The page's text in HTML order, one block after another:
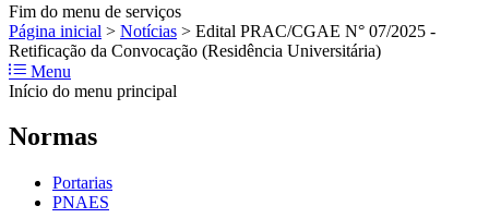
Fim do menu de serviços
Página inicial > Notícias > Edital PRAC/CGAE N° 07/2025 -
Retificação da Convocação (Residência Universitária)
Menu
Início do menu principal
Normas
Portarias
PNAES